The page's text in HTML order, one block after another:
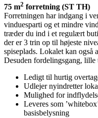
75 m2 forretning (ST TH)
Forretningen har indgang i
vinduesparti og et mindre
træder du ind i et regulært
der er 3 trin op til højeste
spiseplads. Lokalet kan også
Desuden fordelingsgang,
Ledigt til hurtig
Udlejer nyindretter
Mulighed for
Leveres som
basisbelysning